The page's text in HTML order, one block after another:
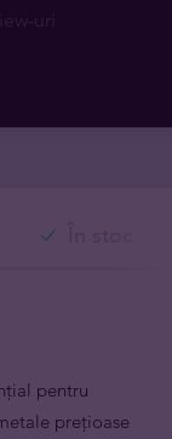
uri
pentru
prețioase